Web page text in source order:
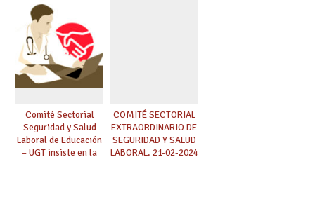
Comité Sectorial
Seguridad y Salud
Laboral de Educación
– UGT insiste en la
COMITÉ SECTORIAL
EXTRAORDINARIO DE
SEGURIDAD Y SALUD
LABORAL. 21-02-2024